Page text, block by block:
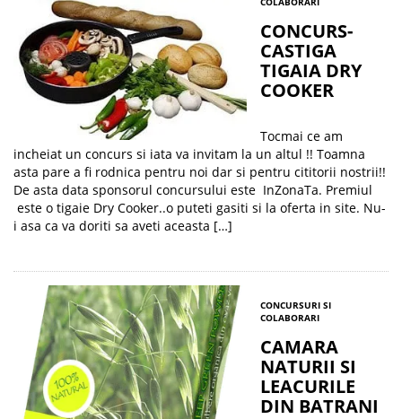
CONCURS-
CASTIGA
TIGAIA DRY
COOKER
Tocmai ce am
incheiat un concurs si iata va invitam la un altul !! Toamna
asta pare a fi rodnica pentru noi dar si pentru cititorii nostrii!!
De asta data sponsorul concursului este InZonaTa. Premiul
este o tigaie Dry Cooker..o puteti gasiti si la oferta in site. Nu-
i asa ca va doriti sa aveti aceasta […]
CONCURSURI SI
COLABORARI
CAMARA
NATURII SI
LEACURILE
DIN BATRANI